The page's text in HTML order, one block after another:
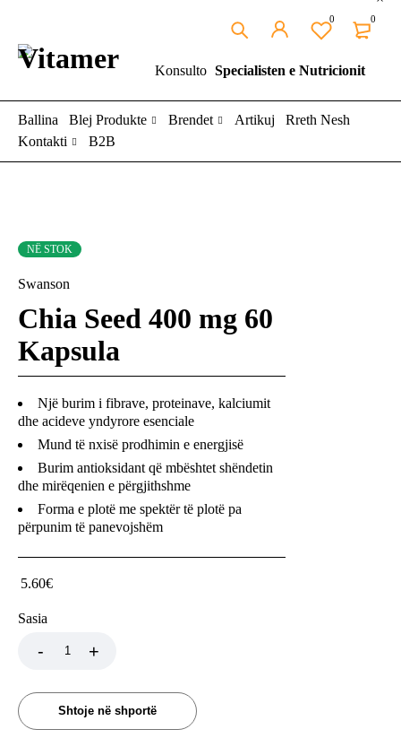
0
0
Konsulto Specialisten e Nutricionit
Ballina Blej Produkte Brendet Artikuj
Rreth Nesh
Kontakti
B2B
NË STOK
Swanson
Chia Seed 400 mg 60
Kapsula
Një burim i fibrave, proteinave, kalciumit
dhe acideve yndyrore esenciale
Mund të nxisë prodhimin e energjisë
Burim antioksidant që mbështet shëndetin
dhe mirëqenien e përgjithshme
Forma e plotë me spektër të plotë pa
përpunim të panevojshëm
5.60€
Sasia
Shtoje në shportë